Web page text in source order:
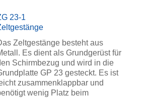
23-1
Zeltgestänge besteht aus
Es dient als Grundgerüst für
Schirmbezug und wird in die
GP 23 gesteckt. Es ist
zusammenklappbar und
wenig Platz beim